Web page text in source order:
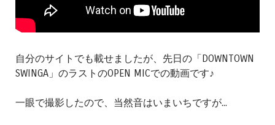
自分のサイトでも載せましたが、先日の「DOWNTOWN
SWINGA」のラストのOPEN MICでの動画です♪
一眼で撮影したので、当然音はいまいちですが...